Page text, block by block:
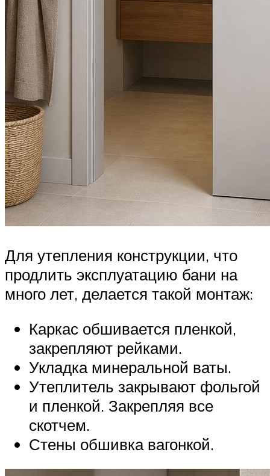
Для утепления конструкции, что
продлить эксплуатацию бани на
много лет, делается такой монтаж:
Каркас обшивается пленкой,
закрепляют рейками.
Укладка минеральной ваты.
Утеплитель закрывают фольгой
и пленкой. Закрепляя все
скотчем.
Стены обшивка вагонкой.